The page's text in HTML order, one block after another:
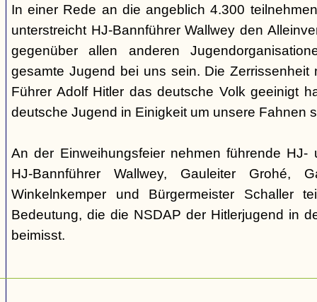
In einer Rede an die angeblich 4.300
unterstreicht HJ-Bannführer Wallwey den
gegenüber allen anderen
gesamte Jugend bei uns sein. Die Zerrissenheit
Führer Adolf Hitler das deutsche Volk geeinigt
deutsche Jugend in Einigkeit um unsere Fahnen
An der Einweihungsfeier nehmen führende HJ-
HJ-Bannführer Wallwey, Gauleiter Grohé,
Winkelnkemper und Bürgermeister Schaller
Bedeutung, die die NSDAP der Hitlerjugend in
beimisst.